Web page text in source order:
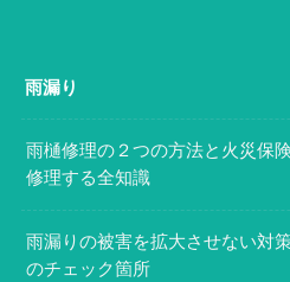
雨漏り
雨樋修理の２つの方法と火災保
修理する全知識
雨漏りの被害を拡大させない対
のチェック箇所